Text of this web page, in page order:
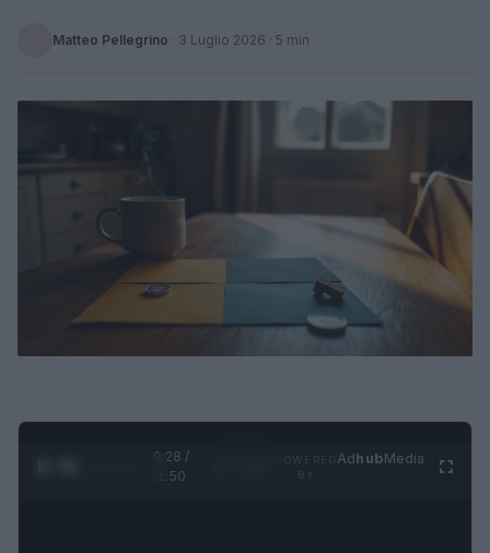
Matteo Pellegrino · 3 Luglio 2026 · 5 min
0:29 /
1:50
AdhubMedia